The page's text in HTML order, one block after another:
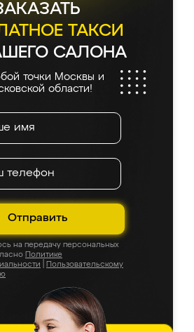
ТАКСИ
САЛОНА
точки Москвы и
области!
Отправить
на передачу персональных
Политике
Пользовательскому